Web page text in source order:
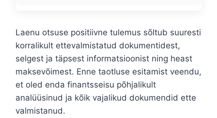
Laenu otsuse positiivne tulemus sõltub suuresti
korralikult ettevalmistatud dokumentidest,
selgest ja täpsest informatsioonist ning heast
maksevõimest. Enne taotluse esitamist veendu,
et oled enda finantsseisu põhjalikult
analüüsinud ja kõik vajalikud dokumendid ette
valmistanud.